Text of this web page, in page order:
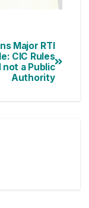
Major RTI
CIC Rules
not a Public
Authority